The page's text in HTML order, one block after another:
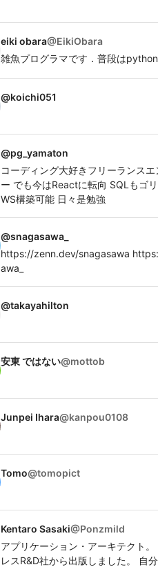
eiki obara@EikiObara
雑魚プログラマです．普段はpython
@koichi051
@pg_yamaton
コーディング大好きフリーランス
ー でも今はReactに転向 SQLもゴ
WS構築可能 日々是勉強
@snagasawa_
https://zenn.dev/snagasawa
awa_
@takayahilton
安東 ではない@mottob
Junpei Ihara@kanpou0108
Tomo@tomopict
Kentaro Sasaki@Ponzmild
アプリケーション・アーキテクト
レスR&D社から出版しました。 自